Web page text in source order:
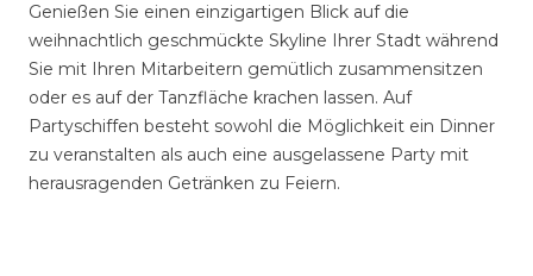
Genießen Sie einen einzigartigen Blick auf die
weihnachtlich geschmückte Skyline Ihrer Stadt während
Sie mit Ihren Mitarbeitern gemütlich zusammensitzen
oder es auf der Tanzfläche krachen lassen. Auf
Partyschiffen besteht sowohl die Möglichkeit ein Dinner
zu veranstalten als auch eine ausgelassene Party mit
herausragenden Getränken zu Feiern.